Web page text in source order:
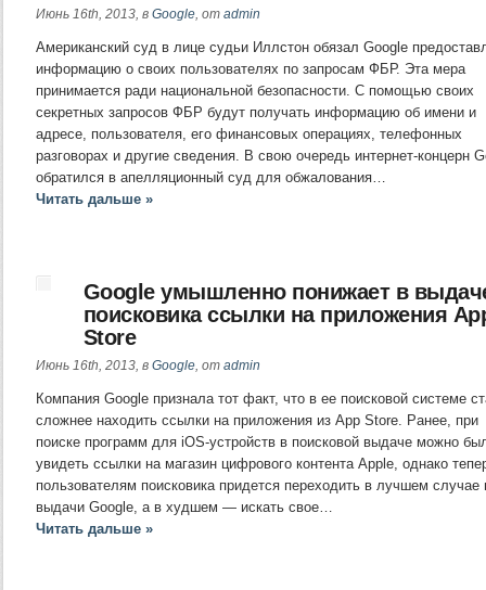
Июнь 16th, 2013, в Google, от admin
Американский суд в лице судьи Иллстон обязал Google
информацию о своих пользователях по запросам ФБР. Эта мера
принимается ради национальной безопасности. С помощью своих
секретных запросов ФБР будут получать информацию об имени и
адресе, пользователя, его финансовых операциях, телефонных
разговорах и другие сведения. В свою очередь интернет-концерн
обратился в апелляционный суд для обжалования…
Читать дальше »
Google умышленно понижает в
поисковика ссылки на приложения
Store
Июнь 16th, 2013, в Google, от admin
Компания Google признала тот факт, что в ее поисковой системе
сложнее находить ссылки на приложения из App Store. Ранее, при
поиске программ для iOS-устройств в поисковой выдаче можно
увидеть ссылки на магазин цифрового контента Apple, однако
пользователям поисковика придется переходить в лучшем случае
выдачи Google, а в худшем — искать свое…
Читать дальше »